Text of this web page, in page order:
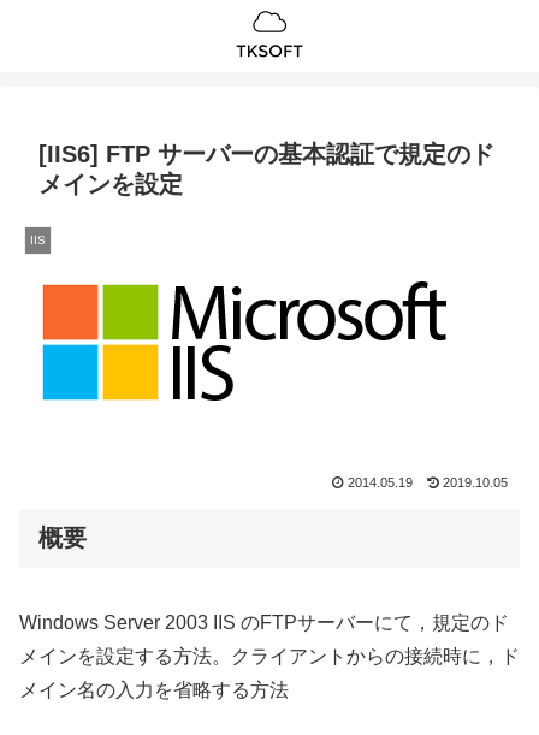
[IIS6] FTP サーバーの基本認証で規定のド
メインを設定
IIS
2014.05.19 2019.10.05
概要
Windows Server 2003 IIS のFTPサーバーにて，規定のド
メインを設定する方法。クライアントからの接続時に，ド
メイン名の入力を省略する方法